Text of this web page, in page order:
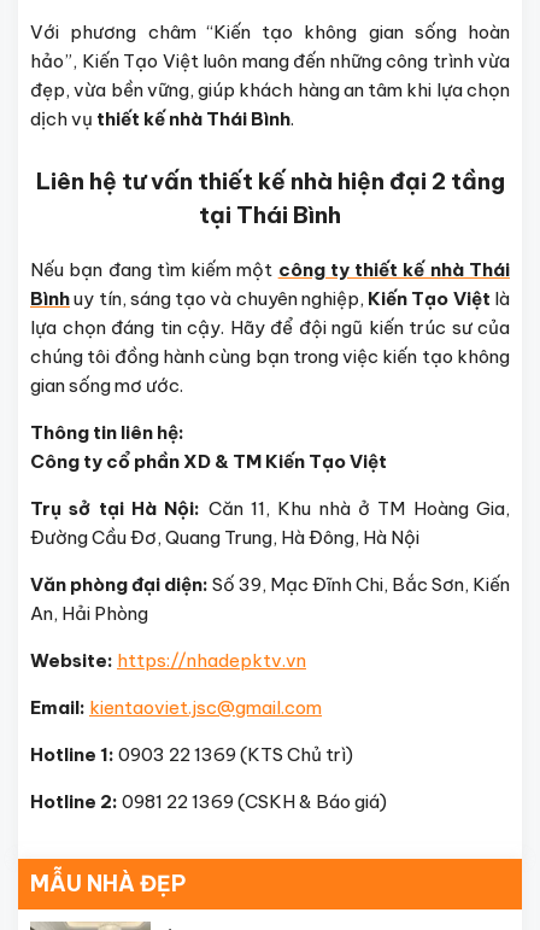
Với phương châm “Kiến tạo không gian sống hoàn
hảo”, Kiến Tạo Việt luôn mang đến những công trình vừa
đẹp, vừa bền vững, giúp khách hàng an tâm khi lựa chọn
dịch vụ thiết kế nhà Thái Bình.
Liên hệ tư vấn thiết kế nhà hiện đại 2 tầng
tại Thái Bình
Nếu bạn đang tìm kiếm một công ty thiết kế nhà Thái
Bìnhuy tín, sáng tạo và chuyên nghiệp, Kiến Tạo Việt là
lựa chọn đáng tin cậy. Hãy để đội ngũ kiến trúc sư của
chúng tôi đồng hành cùng bạn trong việc kiến tạo không
gian sống mơ ước.
Thông tin liên hệ:
Công ty cổ phần XD & TM Kiến Tạo Việt
Trụ sở tại Hà Nội: Căn 11, Khu nhà ở TM Hoàng Gia,
Đường Cầu Đơ, Quang Trung, Hà Đông, Hà Nội
Văn phòng đại diện: Số 39, Mạc Đĩnh Chi, Bắc Sơn, Kiến
An, Hải Phòng
Website: https://nhadepktv.vn
Email: kientaoviet.jsc@gmail.com
Hotline 1: 0903 22 1369 (KTS Chủ trì)
Hotline 2: 0981 22 1369 (CSKH & Báo giá)
MẪU NHÀ ĐẸP